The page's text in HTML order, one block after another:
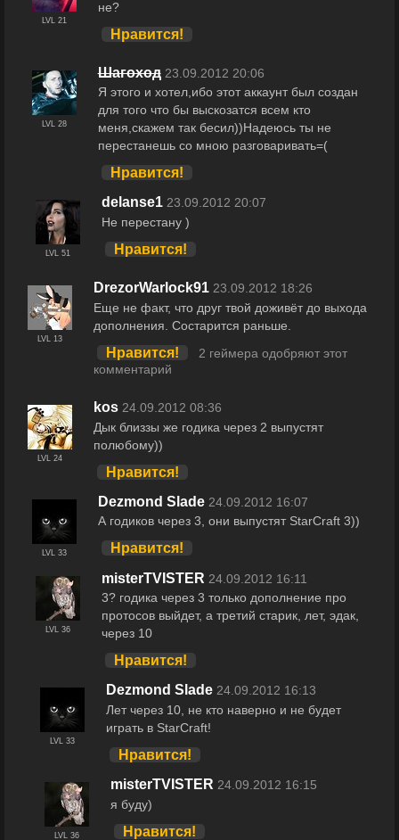
LVL 21
не?
Нравится!
LVL 28
Шагоход 23.09.2012 20:06
Я этого и хотел,ибо этот аккаунт был создан
для того что бы выскозатся всем кто
меня,скажем так бесил))Надеюсь ты не
перестанешь со мною разговаривать=(
Нравится!
LVL 51
delanse1 23.09.2012 20:07
Не перестану )
Нравится!
LVL 13
DrezorWarlock91 23.09.2012 18:26
Еще не факт, что друг твой доживёт до выхода
дополнения. Состарится раньше.
Нравится!
2 геймера одобряют этот
комментарий
LVL 24
kos 24.09.2012 08:36
Дык близзы же годика через 2 выпустят
полюбому))
Нравится!
LVL 33
Dezmond Slade 24.09.2012 16:07
А годиков через 3, они выпустят StarCraft 3))
Нравится!
LVL 36
misterTVISTER 24.09.2012 16:11
3? годика через 3 только дополнение про
протосов выйдет, а третий старик, лет, эдак,
через 10
Нравится!
LVL 33
Dezmond Slade 24.09.2012 16:13
Лет через 10, не кто наверно и не будет
играть в StarCraft!
Нравится!
LVL 36
misterTVISTER 24.09.2012 16:15
я буду)
Нравится!